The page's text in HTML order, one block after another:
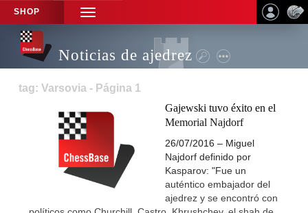
SHOP
TOGGLE
NAVIGATION
Noticias de ajedrez
tag: Varsovia - Página 1
Gajewski tuvo éxito en el
Memorial Najdorf
26/07/2016 – Miguel
Najdorf definido por
Kasparov: "Fue un
auténtico embajador del
ajedrez y se encontró con